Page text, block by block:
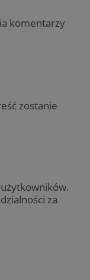
komentarzy
zostanie
za